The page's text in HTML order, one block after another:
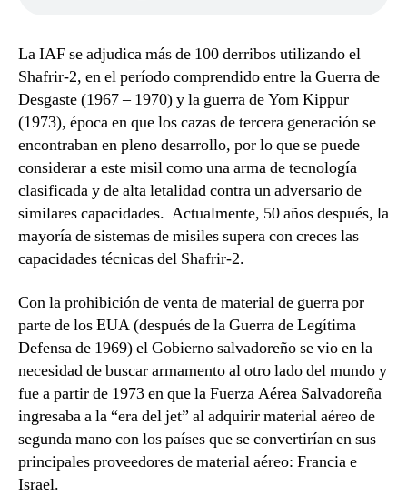
La IAF se adjudica más de 100 derribos utilizando el
Shafrir-2, en el período comprendido entre la Guerra de
Desgaste (1967 – 1970) y la guerra de Yom Kippur
(1973), época en que los cazas de tercera generación se
encontraban en pleno desarrollo, por lo que se puede
considerar a este misil como una arma de tecnología
clasificada y de alta letalidad contra un adversario de
similares capacidades. Actualmente, 50 años después, la
mayoría de sistemas de misiles supera con creces las
capacidades técnicas del Shafrir-2.
Con la prohibición de venta de material de guerra por
parte de los EUA (después de la Guerra de Legítima
Defensa de 1969) el Gobierno salvadoreño se vio en la
necesidad de buscar armamento al otro lado del mundo y
fue a partir de 1973 en que la Fuerza Aérea Salvadoreña
ingresaba a la “era del jet” al adquirir material aéreo de
segunda mano con los países que se convertirían en sus
principales proveedores de material aéreo: Francia e
Israel.